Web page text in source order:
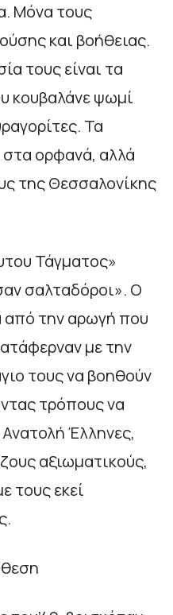
Μόνα τους
και βοήθειας.
τους είναι τα
κουβαλάνε ψωμί
Τα
στα ορφανά, αλλά
της Θεσσαλονίκης
Τάγματος»
σαλταδόροι». Ο
από την αρωγή που
με την
τους να βοηθούν
τρόπους να
Έλληνες,
αξιωματικούς,
τους εκεί